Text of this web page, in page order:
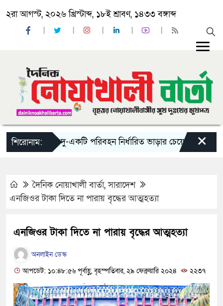
২রা আগস্ট, ২০২৬ খ্রিস্টাব্দ, ১৮ই শ্রাবণ, ১৪৩৩ বঙ্গাব্দ
শিরোনাম:
‘ঈদ যাত্রায় দু-একটি পরিবহন নির্ধারিত ভাড়ার চেয়েও কম নিচ্ছে’
×
দৈনিক নোয়াখালী বার্তা,সারাদেশ
এনজিওর টাকা দিতে না পারায় বৃদ্ধের আত্মহত্যা
এনজিওর টাকা দিতে না পারায় বৃদ্ধের আত্মহত্যা
অনলাইন ডেস্ক
আপডেট: ১০:৪৮:৫৬ পূর্বাহ্ণ, বৃহস্পতিবার, ২৯ ফেব্রুয়ারি ২০২৪
২২৩৭